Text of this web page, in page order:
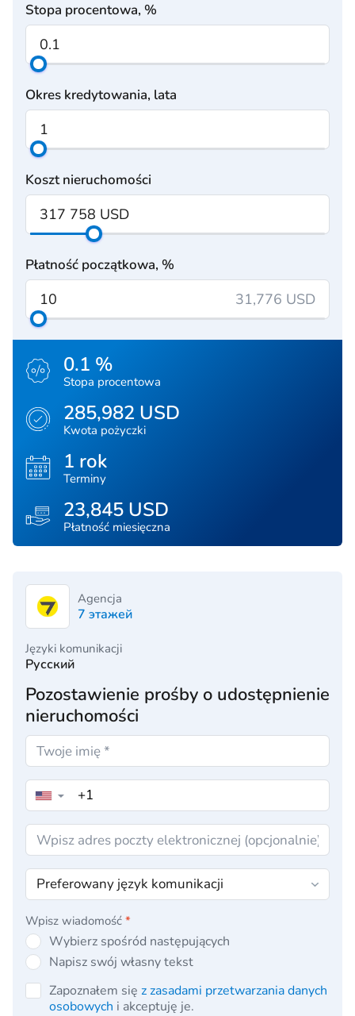
Stopa procentowa, %
Okres kredytowania, lata
Koszt nieruchomości
Płatność początkowa, %
31,776 USD
0.1 %
Stopa procentowa
285,982 USD
Kwota pożyczki
1 rok
Terminy
23,845 USD
Płatność miesięczna
Agencja
7 этажей
Języki komunikacji
Русский
Pozostawienie prośby o udostępnienie
nieruchomości
▼
Wpisz wiadomość *
Wybierz spośród następujących
Napisz swój własny tekst
Zapoznałem się z zasadami przetwarzania danych
osobowych i akceptuję je.